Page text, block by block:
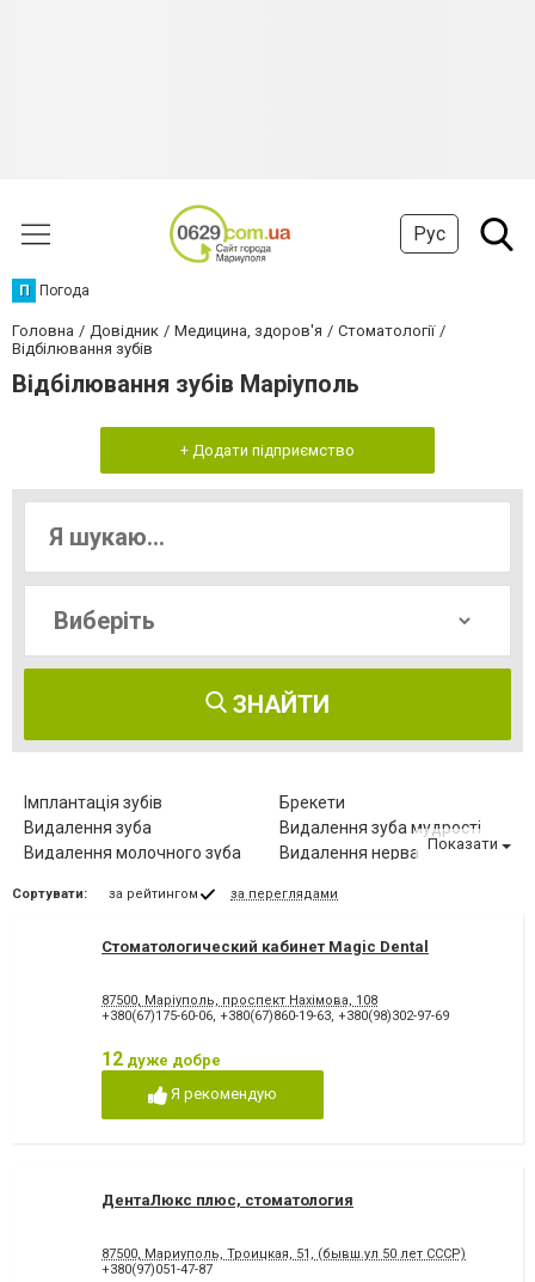
Рус
П Погода
Головна Довідник Медицина, здоров'я
Стоматології
Відбілювання зубів
Відбілювання зубів Маріуполь
+ Додати підприємство
ЗНАЙТИ
Імплантація зубів
Брекети
Видалення зуба
Видалення зуба мудрості
Видалення молочного зуба
Видалення нерва
Відбілювання зубів
Вініри
Діагностика зубів
Елайнери
Зубні протези
Клиновидний дефект зубів
Комп'ютерна томографія
Коронка безметалова
Коронка металокерамічна
Коронка цільнокерамічна
Лазерне відбілювання
стоматології
Лікування гіпоплазії емалі
скронево-нижньощелепного
Лікування зубів
Лікування зубів при
Показати
Сортувати: за рейтингом за переглядами
Стоматологический кабинет Magic Dental
87500, Маріуполь, проспект Нахімова, 108
+380(67)175-60-06, +380(67)860-19-63, +380(98)302-97-69
12 дуже добре
Я рекомендую
ДентаЛюкс плюс, стоматология
87500, Мариуполь, Троицкая, 51, (бывш.ул 50 лет СССР)
+380(97)051-47-87